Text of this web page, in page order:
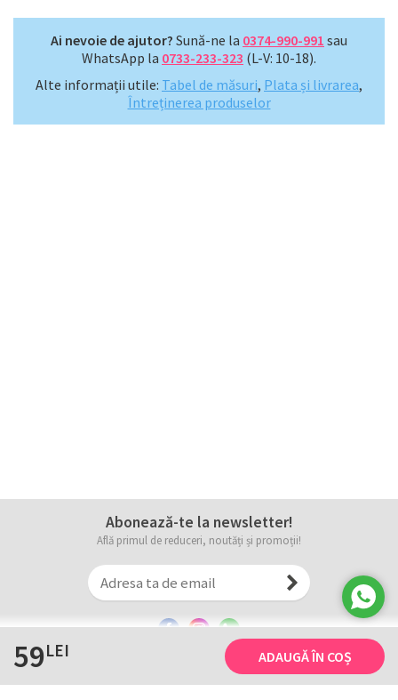
59LEI ADAUGĂ ÎN COȘ
Ai nevoie de ajutor? Sună-ne la 0374-990-991 sau
WhatsApp la 0733-233-323 (L-V: 10-18).
Alte informații utile: Tabel de măsuri, Plata și livrarea,
Întreținerea produselor
Abonează-te la newsletter!
Află primul de reduceri, noutăți și promoții!
Informații Tricourile noastre